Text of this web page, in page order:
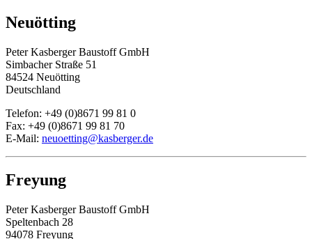
Neuötting
Peter Kasberger Baustoff GmbH
Simbacher Straße 51
84524 Neuötting
Deutschland
Telefon: +49 (0)8671 99 81 0
Fax: +49 (0)8671 99 81 70
E-Mail: neuoetting@kasberger.de
Freyung
Peter Kasberger Baustoff GmbH
Speltenbach 28
94078 Freyung